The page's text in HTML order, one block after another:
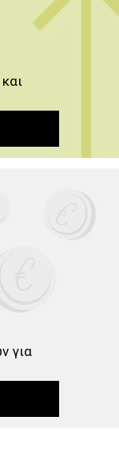
για